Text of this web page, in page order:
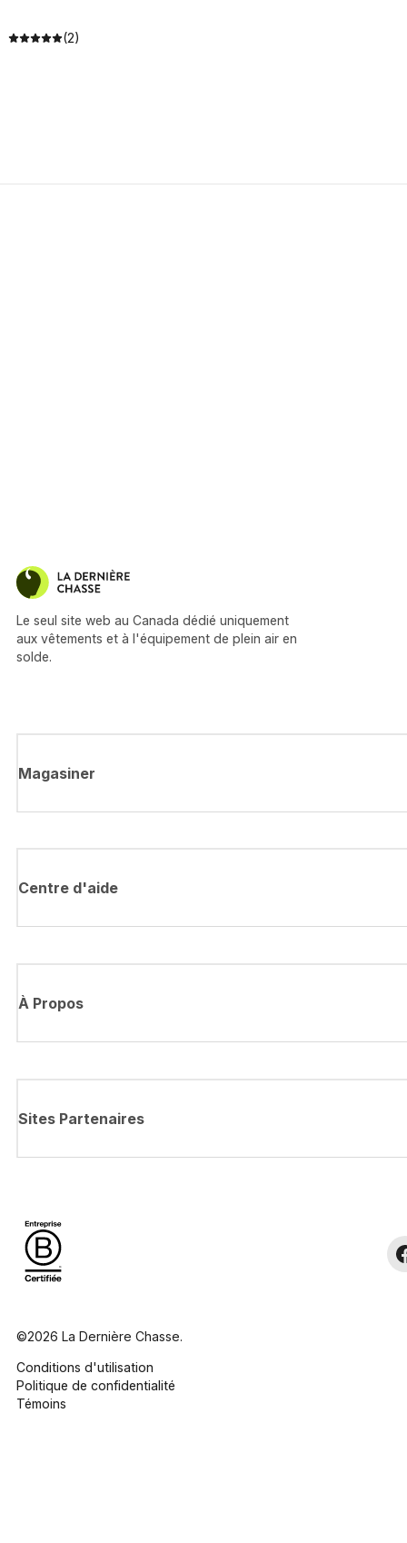
(2)
Le seul site web au Canada dédié uniquement
aux vêtements et à l'équipement de plein air en
solde.
Magasiner
Centre d'aide
À Propos
Sites Partenaires
©2026 La Dernière Chasse.
Conditions d'utilisation
Politique de confidentialité
Témoins